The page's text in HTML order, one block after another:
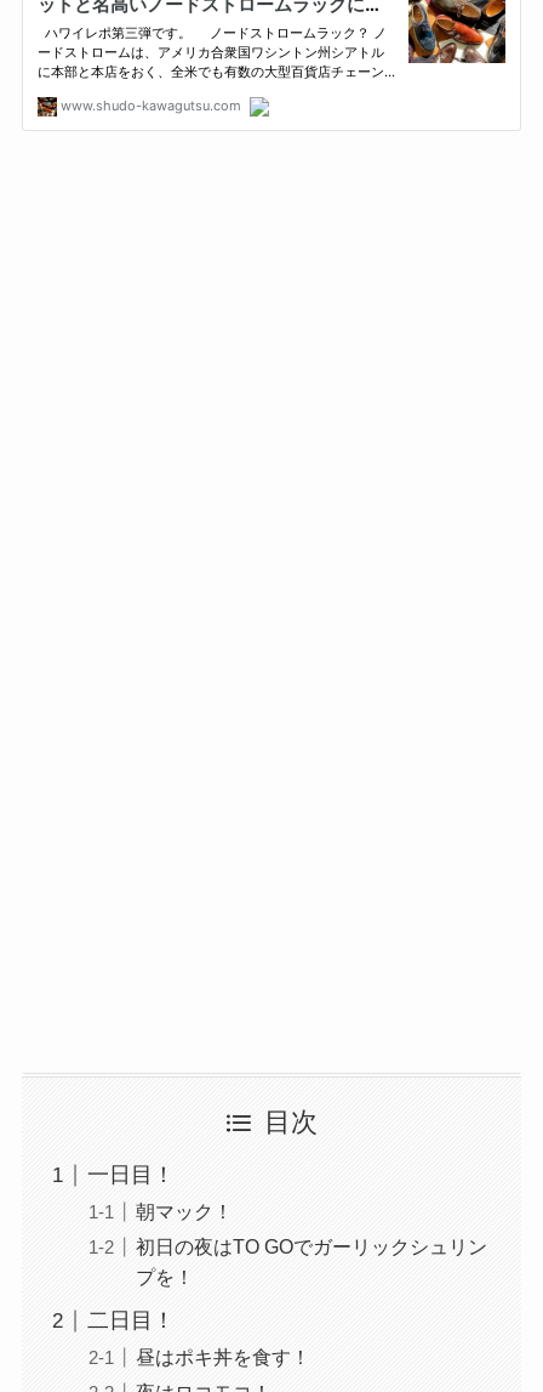
目次
一日目！
朝マック！
初日の夜はTO GOでガーリックシュリン
プを！
二日目！
昼はポキ丼を食す！